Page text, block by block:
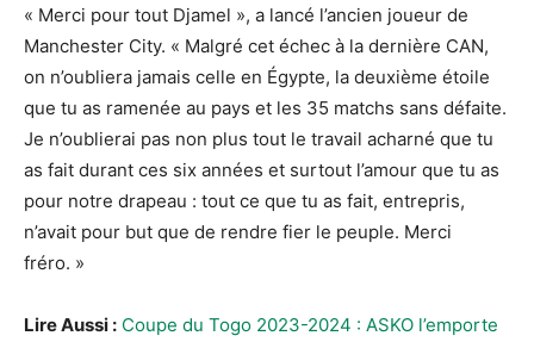
« Merci pour tout Djamel », a lancé l’ancien joueur de
Manchester City. « Malgré cet échec à la dernière CAN,
on n’oubliera jamais celle en Égypte, la deuxième étoile
que tu as ramenée au pays et les 35 matchs sans défaite.
Je n’oublierai pas non plus tout le travail acharné que tu
as fait durant ces six années et surtout l’amour que tu as
pour notre drapeau : tout ce que tu as fait, entrepris,
n’avait pour but que de rendre fier le peuple. Merci
fréro. »
Lire Aussi : Coupe du Togo 2023-2024 : ASKO l’emporte